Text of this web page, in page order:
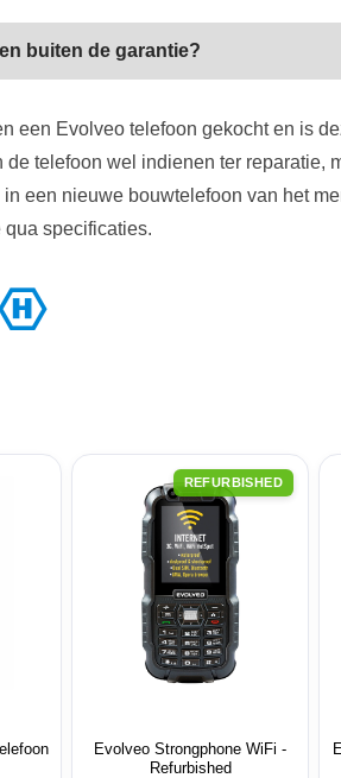
buiten de garantie?
een Evolveo telefoon gekocht en is
de telefoon wel indienen ter reparatie,
een nieuwe bouwtelefoon van het
specificaties.
REFURBISHED
Evolveo Strongphone WiFi -
Refurbished